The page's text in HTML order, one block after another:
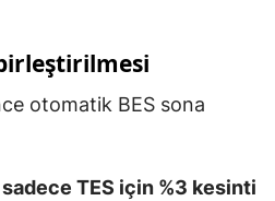
birleştirilmesi
otomatik BES sona
sadece TES için %3 kesinti